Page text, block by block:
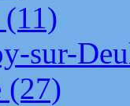
sur-
(27)